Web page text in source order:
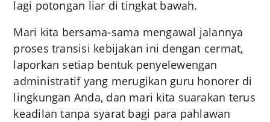
lagi potongan liar di tingkat bawah.
Mari kita bersama-sama mengawal jalannya
proses transisi kebijakan ini dengan cermat,
laporkan setiap bentuk penyelewengan
administratif yang merugikan guru honorer di
lingkungan Anda, dan mari kita suarakan terus
keadilan tanpa syarat bagi para pahlawan